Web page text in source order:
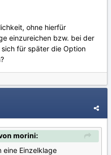
ohne hierfür
einzureichen bzw. bei der
für später die Option
morini:
eine Einzelklage